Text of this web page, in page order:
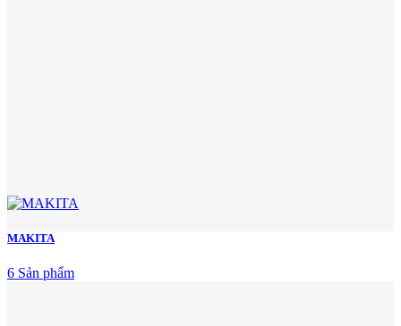
MAKITA
6 Sản phẩm